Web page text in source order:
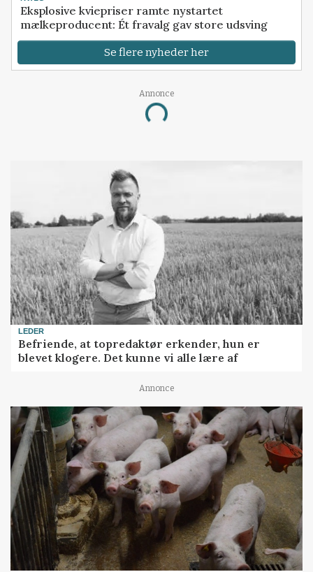
Eksplosive kviepriser ramte nystartet
mælkeproducent: Ét fravalg gav store udsving
Se flere nyheder her
Annonce
Loading...
LEDER
Befriende, at topredaktør erkender, hun er
blevet klogere. Det kunne vi alle lære af
Annonce